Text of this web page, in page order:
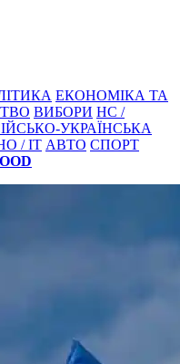
ЕКОНОМІКА ТА
ВИБОРИ НС /
УКРАЇНСЬКА
/ IT АВТО СПОРТ